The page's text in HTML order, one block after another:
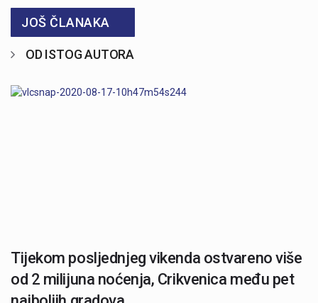
JOŠ ČLANAKA
OD ISTOG AUTORA
Tijekom posljednjeg vikenda ostvareno više
od 2 milijuna noćenja, Crikvenica među pet